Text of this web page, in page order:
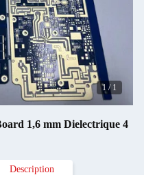
1 / 1
1,6 mm Dielectrique 4
Description